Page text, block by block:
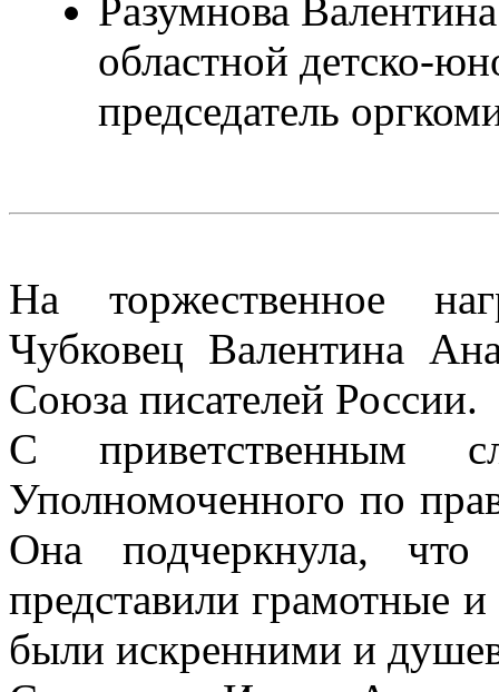
Разумнова
областной детско-
председатель
На торжественное
Чубковец Валентина
Союза писателей России.
С приветственным
Уполномоченного по
Она подчеркнула, что
представили грамотные
были искренними и